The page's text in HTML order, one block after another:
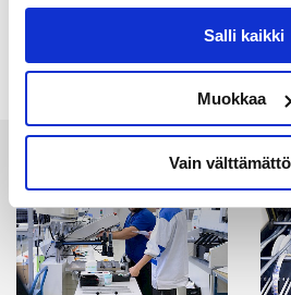
Salli kaikki
Muokkaa
Vain